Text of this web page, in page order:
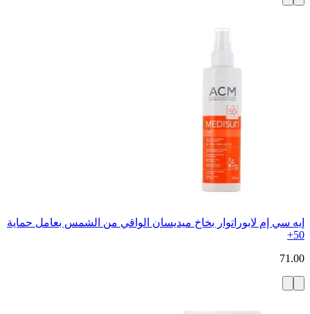
إيه سي إم لابوراتوار بخاخ ميديسان الواقي من الشمس بعامل حماية
50+
71.00